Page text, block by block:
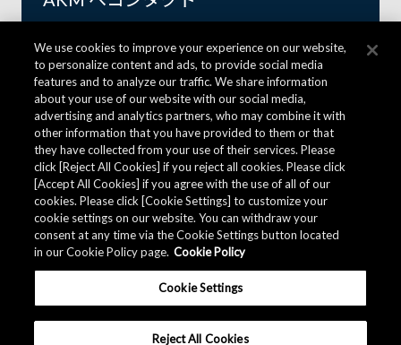
「オーディオ & ボイス DSP」に関するお問い合わせ
製品やサンプル、評価ボードの見積り、購入、販売代理
店の紹介、製品仕様や技術内容、製品に関する資料、技
術的な質問、環境基準適合など
専用フォームに必要事項を記入の上、送信してくださ
い。
AKM へコンタクト
We use cookies to improve your experience on our website,
to personalize content and ads, to provide social media
features and to analyze our traffic. We share information
about your use of our website with our social media,
advertising and analytics partners, who may combine it with
other information that you have provided to them or that
they have collected from your use of their services. Please
click [Reject All Cookies] if you reject all cookies. Please click
[Accept All Cookies] if you agree with the use of all of our
cookies. Please click [Cookie Settings] to customize your
cookie settings on our website. You can withdraw your
consent at any time via the Cookie Settings button located
in our Cookie Policy page. Cookie Policy
Cookie Settings
Reject All Cookies